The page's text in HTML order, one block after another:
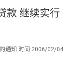
款 继续实行
通知 时间:2006/02/04